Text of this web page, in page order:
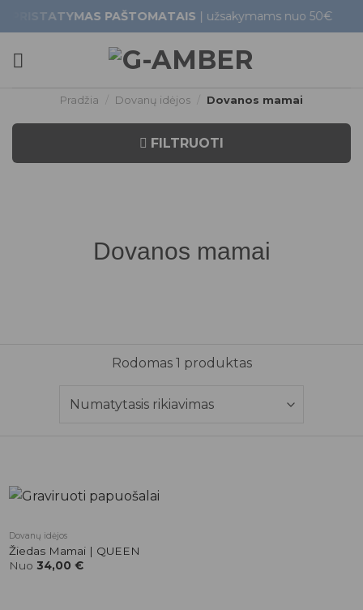
to
content
PAŠTOMATAIS| užsakymams nuo 50€
Pradžia Dovanų idėjos Dovanos mamai
FILTRUOTI
Dovanos mamai
Rodomas 1 produktas
patikusios
Dovanų idėjos
Žiedas Mamai | QUEEN
Nuo 34,00 €